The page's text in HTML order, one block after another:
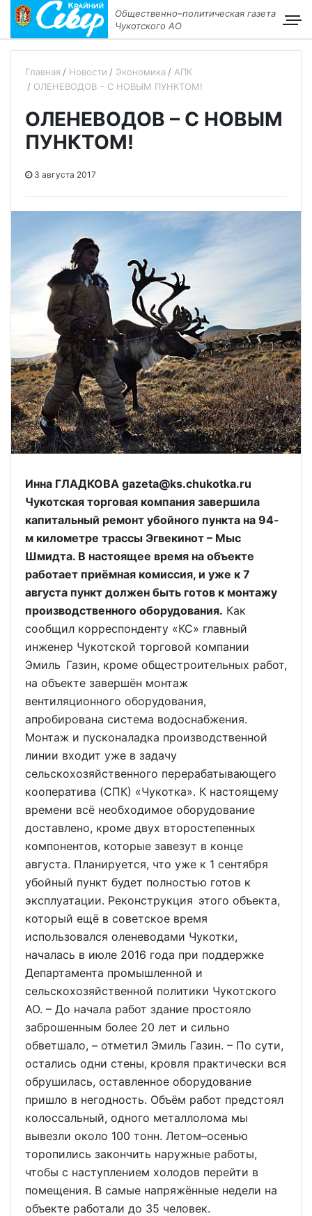
Общественно–политическая газета
Чукотского АО
Главная Новости Экономика
АПК
ОЛЕНЕВОДОВ – С НОВЫМ ПУНКТОМ!
ОЛЕНЕВОДОВ – С НОВЫМ
ПУНКТОМ!
3 августа 2017
Инна ГЛАДКОВА gazeta@ks.chukotka.ru
Чукотская торговая компания завершила
капитальный ремонт убойного пункта на 94-
м километре трассы Эгвекинот – Мыс
Шмидта. В настоящее время на объекте
работает приёмная комиссия, и уже к 7
августа пункт должен быть готов к монтажу
производственного оборудования. Как
сообщил корреспонденту «КС» главный
инженер Чукотской торговой компании
Эмиль Газин, кроме общестроительных работ,
на объекте завершён монтаж
вентиляционного оборудования,
апробирована система водоснабжения.
Монтаж и пусконаладка производственной
линии входит уже в задачу
сельскохозяйственного перерабатывающего
кооператива (СПК) «Чукотка». К настоящему
времени всё необходимое оборудование
доставлено, кроме двух второстепенных
компонентов, которые завезут в конце
августа. Планируется, что уже к 1 сентября
убойный пункт будет полностью готов к
эксплуатации. Реконструкция этого объекта,
который ещё в советское время
использовался оленеводами Чукотки,
началась в июле 2016 года при поддержке
Департамента промышленной и
сельскохозяйственной политики Чукотского
АО. – До начала работ здание простояло
заброшенным более 20 лет и сильно
обветшало, – отметил Эмиль Газин. – По сути,
остались одни стены, кровля практически вся
обрушилась, оставленное оборудование
пришло в негодность. Объём работ предстоял
колоссальный, одного металлолома мы
вывезли около 100 тонн. Летом–осенью
торопились закончить наружные работы,
чтобы с наступлением холодов перейти в
помещения. В самые напряжённые недели на
объекте работали до 35 человек.